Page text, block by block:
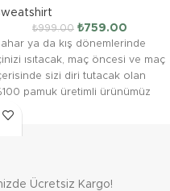
₺999.00 ₺759.00
ya da kış dönemlerinde
ısıtacak, maç öncesi ve maç
sizi diri tutacak olan
pamuk üretimli ürünümüz
Days Good Days" farklı
Ücretsiz Kargo!